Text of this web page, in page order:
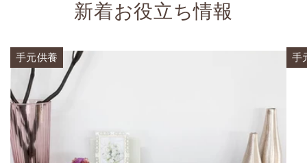
新着お役立ち情報
手元供養 手